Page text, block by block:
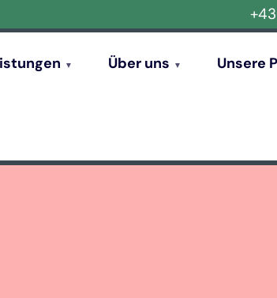
Über uns Unsere